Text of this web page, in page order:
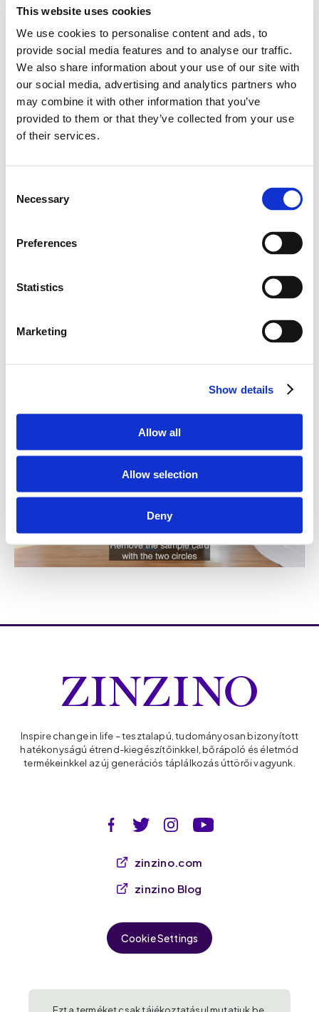
This website uses cookies
We use cookies to personalise content and ads, to
provide social media features and to analyse our traffic.
We also share information about your use of our site with
our social media, advertising and analytics partners who
may combine it with other information that you’ve
provided to them or that they’ve collected from your use
of their services.
Selection
Necessary
Preferences
Statistics
Marketing
Show details
Allow all
Allow selection
Deny
Certificate Medical Device Conformity (PDF)
30-11-2018
BalanceTest terméklap (PDF)
08-05-2020
BalanceOil terméklap (PDF)
composition in human fingertip blood to age,
in the Scandinavian population (PDF)
Inspire change in life – tesztalapú, tudományosan bizonyított
hatékonyságú étrend-kiegészítőinkkel, bőrápoló és életmód
termékeinkkel az új generációs táplálkozás úttörői vagyunk.
zinzino.com
zinzino Blog
Cookie Settings
Ezt a terméket csak tájékoztatásul mutatjuk be,